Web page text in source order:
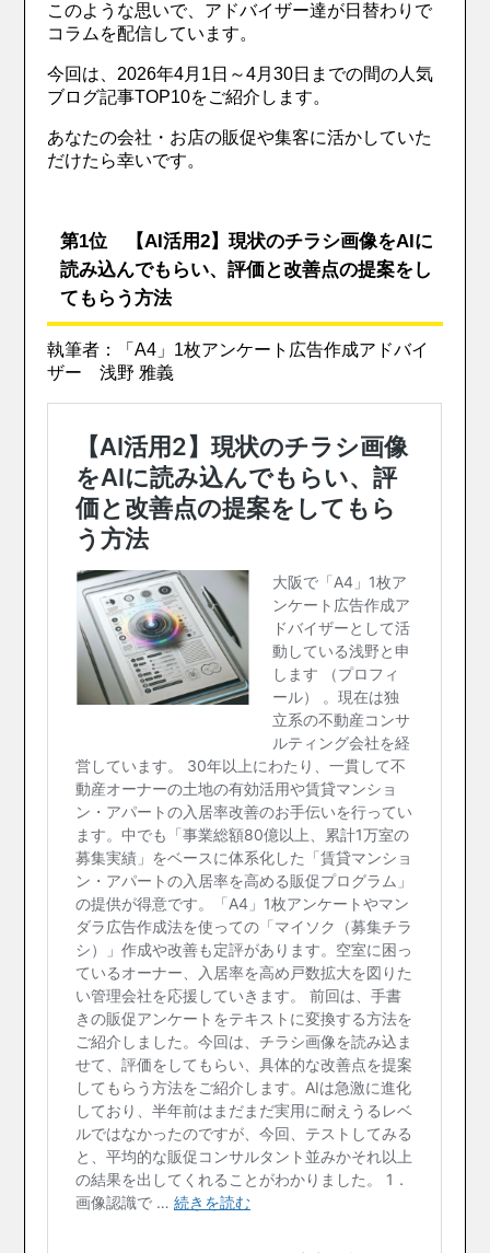
このような思いで、アドバイザー達が日替わりで
コラムを配信しています。
今回は、2026年4月1日～4月30日までの間の人気
ブログ記事TOP10をご紹介します。
あなたの会社・お店の販促や集客に活かしていた
だけたら幸いです。
第1位 【AI活用2】現状のチラシ画像をAIに
読み込んでもらい、評価と改善点の提案をし
てもらう方法
執筆者：「A4」1枚アンケート広告作成アドバイ
ザー 浅野 雅義